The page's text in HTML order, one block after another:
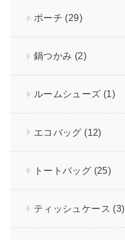
ポーチ (29)
鍋つかみ (2)
ルームシューズ (1)
エコバッグ (12)
トートバッグ (25)
ティッシュケース (3)